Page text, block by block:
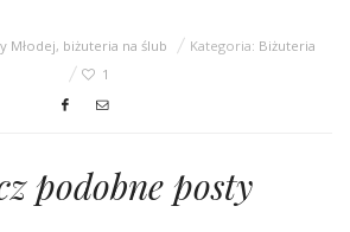
Młodej, biżuteria na ślub Kategoria: Biżuteria
1
podobne posty